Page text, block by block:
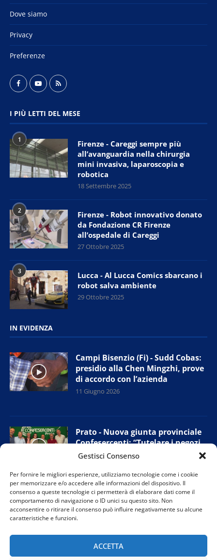
Gestisci Consenso
Per fornire le migliori esperienze, utilizziamo tecnologie come i cookie
per memorizzare e/o accedere alle informazioni del dispositivo. Il
consenso a queste tecnologie ci permetterà di elaborare dati come il
comportamento di navigazione o ID unici su questo sito. Non
acconsentire o ritirare il consenso può influire negativamente su alcune
caratteristiche e funzioni.
ACCETTA
Dove siamo
Privacy
Preferenze
I PIÙ LETTI DEL MESE
1
Firenze - Careggi sempre più
all’avanguardia nella chirurgia
mini invasiva, laparoscopia e
robotica
18 Settembre 2025
2
Firenze - Robot innovativo donato
da Fondazione CR Firenze
all’ospedale di Careggi
27 Ottobre 2025
3
Lucca - Al Lucca Comics sbarcano i
robot salva ambiente
29 Ottobre 2025
IN EVIDENZA
Campi Bisenzio (Fi) - Sudd Cobas:
presidio alla Chen Mingzhi, prove
di accordo con l’azienda
11 Giugno 2026
Prato - Nuova giunta provinciale
Confesercenti: “Tutelare i negozi
di vicinato”
Firenze - “Agripunk”: protesta per
salvare il rifugio per animali